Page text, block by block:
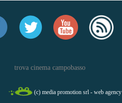
trova cinema campobasso
(c) media promotion srl - web agency